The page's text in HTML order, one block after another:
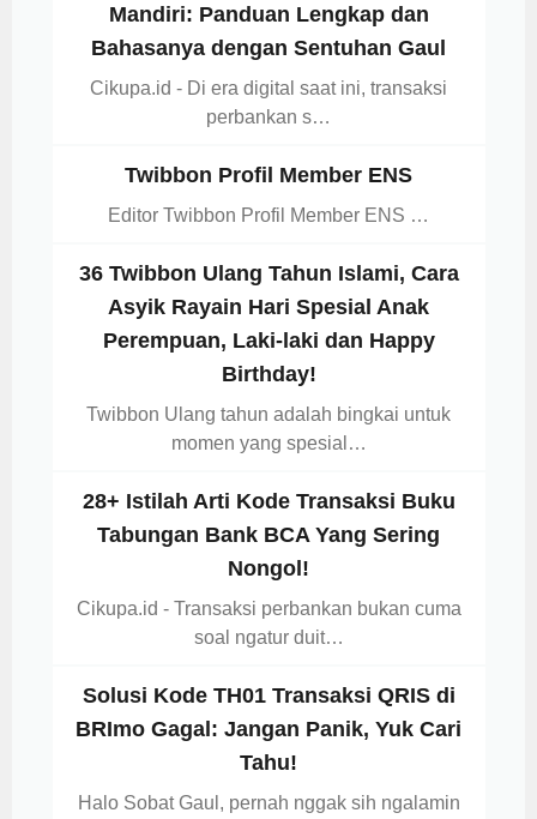
Mandiri: Panduan Lengkap dan
Bahasanya dengan Sentuhan Gaul
Cikupa.id - Di era digital saat ini, transaksi
perbankan s…
Twibbon Profil Member ENS
Editor Twibbon Profil Member ENS …
36 Twibbon Ulang Tahun Islami, Cara
Asyik Rayain Hari Spesial Anak
Perempuan, Laki-laki dan Happy
Birthday!
Twibbon Ulang tahun adalah bingkai untuk
momen yang spesial…
28+ Istilah Arti Kode Transaksi Buku
Tabungan Bank BCA Yang Sering
Nongol!
Cikupa.id - Transaksi perbankan bukan cuma
soal ngatur duit…
Solusi Kode TH01 Transaksi QRIS di
BRImo Gagal: Jangan Panik, Yuk Cari
Tahu!
Halo Sobat Gaul, pernah nggak sih ngalamin